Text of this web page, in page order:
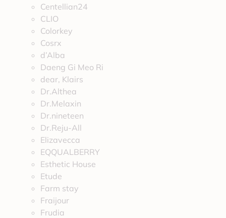
Centellian24
CLIO
Colorkey
Cosrx
d’Alba
Daeng Gi Meo Ri
dear, Klairs
Dr.Althea
Dr.Melaxin
Dr.nineteen
Dr.Reju-All
Elizavecca
EQQUALBERRY
Esthetic House
Etude
Farm stay
Fraijour
Frudia